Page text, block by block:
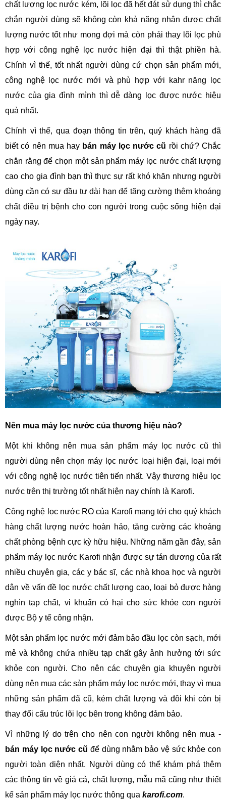
chất lượng lọc nước kém, lõi lọc đã hết đát sử dụng thì chắc
chắn người dùng sẽ không còn khả năng nhận được chất
lượng nước tốt như mong đợi mà còn phải thay lõi lọc phù
hợp với công nghệ lọc nước hiện đại thì thật phiền hà.
Chính vì thế, tốt nhất người dùng cứ chọn sản phẩm mới,
công nghệ lọc nước mới và phù hợp với kahr năng lọc
nước của gia đình mình thì dễ dàng lọc được nước hiệu
quả nhất.
Chính vì thế, qua đoạn thông tin trên, quý khách hàng đã
biết có nên mua hay bán máy lọc nước cũ rồi chứ? Chắc
chắn rằng để chọn một sản phẩm máy lọc nước chất lượng
cao cho gia đình bạn thì thực sự rất khó khăn nhưng người
dùng cần có sự đầu tư dài hạn để tăng cường thêm khoáng
chất điều trị bệnh cho con người trong cuộc sống hiện đại
ngày nay.
Nên mua máy lọc nước của thương hiệu nào?
Một khi không nên mua sản phẩm máy lọc nước cũ thì
người dùng nên chọn máy lọc nước loại hiện đại, loại mới
với công nghệ lọc nước tiên tiến nhất. Vậy thương hiệu lọc
nước trên thị trường tốt nhất hiện nay chính là Karofi.
Công nghệ lọc nước RO của Karofi mang tới cho quý khách
hàng chất lượng nước hoàn hảo, tăng cường các khoáng
chất phòng bệnh cực kỳ hữu hiệu. Những năm gần đây, sản
phẩm máy lọc nước Karofi nhận được sự tán dương của rất
nhiều chuyên gia, các y bác sĩ, các nhà khoa học và người
dân về vấn đề lọc nước chất lượng cao, loại bỏ được hàng
nghìn tạp chất, vi khuẩn có hại cho sức khỏe con người
được Bộ y tế công nhận.
Một sản phẩm lọc nước mới đảm bảo đầu lọc còn sạch, mới
mẻ và không chứa nhiều tạp chất gây ảnh hưởng tới sức
khỏe con người. Cho nên các chuyên gia khuyên người
dùng nên mua các sản phẩm máy lọc nước mới, thay vì mua
những sản phẩm đã cũ, kém chất lượng và đôi khi còn bị
thay đổi cấu trúc lõi lọc bên trong không đảm bảo.
Vì những lý do trên cho nên con người không nên mua -
bán máy lọc nước cũ để dùng nhằm bảo vệ sức khỏe con
người toàn diện nhất. Người dùng có thể khám phá thêm
các thông tin về giá cả, chất lượng, mẫu mã cũng như thiết
kế sản phẩm máy lọc nước thông qua karofi.com.